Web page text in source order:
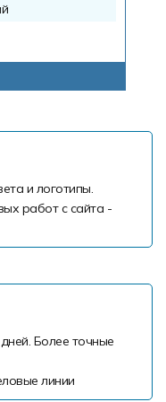
и логотипы.
работ с сайта -
Более точные
линии